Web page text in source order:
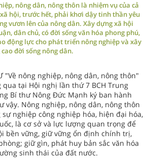
nông dân, nông thôn là nhiệm vụ của cả
hội, trước hết, phải khơi dậy tinh thần yêu
vươn lên của nông dân. Xây dựng xã hội
dân chủ, có đời sống văn hóa phong phú,
động lực cho phát triển nông nghiệp và xây
đời sống nông dân.
"Về nông nghiệp, nông dân, nông thôn"
tại Hội nghị lần thứ 7 BCH Trung
Bí thư Nông Đức Mạnh ký ban hành
vậy. Nông nghiệp, nông dân, nông thôn
nghiệp công nghiệp hóa, hiện đại hóa,
là cơ sở và lực lượng quan trọng để
bền vững, giữ vững ổn định chính trị,
giữ gìn, phát huy bản sắc văn hóa
sinh thái của đất nước.